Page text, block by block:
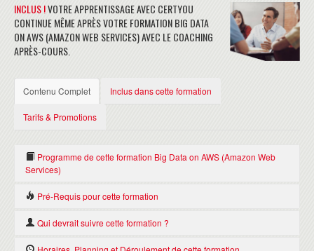
INCLUS !VOTRE APPRENTISSAGE AVEC CERTYOU
CONTINUE MÊME APRÈS VOTRE FORMATION BIG DATA
ON AWS (AMAZON WEB SERVICES) AVEC LE COACHING
APRÈS-COURS.
Contenu Complet Inclus dans cette formation
Tarifs & Promotions
Programme de cette formation Big Data on AWS (Amazon Web
Services)
JOURNÉE 1
Présentation générale des technologies Big Data et Apache Hadoop,
Architecture d'Amazon EMR
Pré-Requis pour cette formation
d'avoir des connaissances de base sur les technologies Big Data, y
Qui devrait suivre cette formation ?
Personnes en charge de la conception et de l'implémentation de